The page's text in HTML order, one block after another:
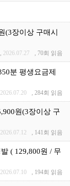
(3장이상 구매시
, 2026.07.27 , 70회 읽음
분 평생요금제
2026.07.20 , 284회 읽음
원(3장이상 구
2026.07.12 , 141회 읽음
( 129,800원 / 무
2026.07.10 , 194회 읽음